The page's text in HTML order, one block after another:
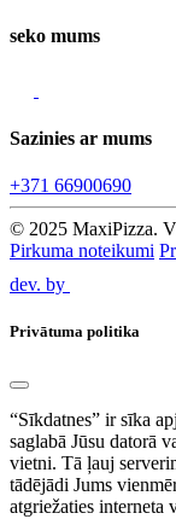
seko mums
Sazinies ar mums
+371 66900690
© 2025 MaxiPizza.
Pirkuma noteikumi
dev. by
Privātuma politika
“Sīkdatnes” ir sīka
saglabā Jūsu datorā
vietni. Tā ļauj
tādējādi Jums
atgriežaties interneta